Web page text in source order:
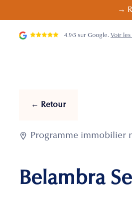
→
4.9/5 sur Google. Voir les
← Retour
 Programme immobilier
Belambra